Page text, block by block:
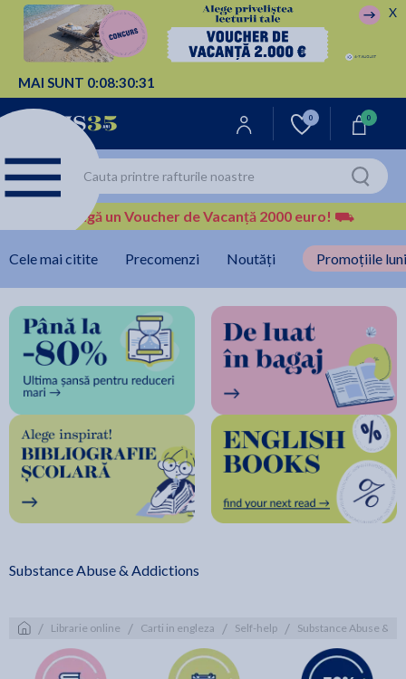
MAI SUNT 0:08:30:30
X
0 0
Câștigă un Voucher de Vacanță 2000 euro! ⛟
Cele mai citite Precomenzi Noutăți Promoțiile
Substance Abuse & Addictions
/ Librarie online / Carti in engleza / Self-help / Substance Abuse &